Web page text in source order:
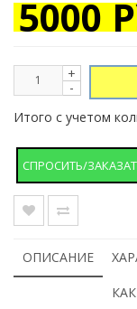
5000
+
-
Итого с учетом
СПРОСИТЬ/
ОПИСАНИЕ